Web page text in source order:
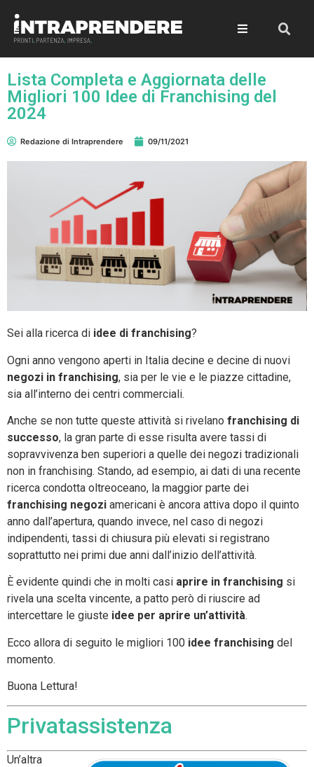
Lista Completa e Aggiornata delle
Migliori 100 Idee di Franchising del
2024
Redazione di Intraprendere 09/11/2021
Sei alla ricerca di idee di franchising?
Ogni anno vengono aperti in Italia decine e decine di nuovi
negozi in franchising, sia per le vie e le piazze cittadine,
sia all’interno dei centri commerciali.
Anche se non tutte queste attività si rivelano franchising di
successo, la gran parte di esse risulta avere tassi di
sopravvivenza ben superiori a quelle dei negozi tradizionali
non in franchising. Stando, ad esempio, ai dati di una recente
ricerca condotta oltreoceano, la maggior parte dei
franchising negozi americani è ancora attiva dopo il quinto
anno dall’apertura, quando invece, nel caso di negozi
indipendenti, tassi di chiusura più elevati si registrano
soprattutto nei primi due anni dall’inizio dell’attività.
È evidente quindi che in molti casi aprire in franchising si
rivela una scelta vincente, a patto però di riuscire ad
intercettare le giuste idee per aprire un’attività.
Ecco allora di seguito le migliori 100 idee franchising del
momento.
Buona Lettura!
Privatassistenza
Un’altra